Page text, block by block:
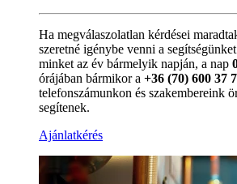
Ha megválaszolatlan kérdései
szeretné igénybe venni a
minket az év bármelyik napján, a nap
órájában bármikor a +36 (70) 600 37
telefonszámunkon és szakembereink
segítenek.
Ajánlatkérés